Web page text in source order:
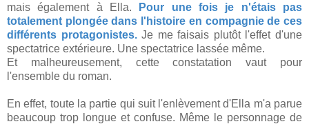
mais également à Ella.
Pour une fois je n'étais pas
totalement plongée dans l'histoire en compagnie de ces
différents protagonistes.Je me faisais plutôt l'effet d'une
spectatrice extérieure. Une spectatrice lassée même.
Et malheureusement, cette constatation vaut pour
l'ensemble du roman.
En effet, toute la partie qui suit l'enlèvement d'Ella m'a parue
beaucoup trop longue et confuse. Même le personnage de